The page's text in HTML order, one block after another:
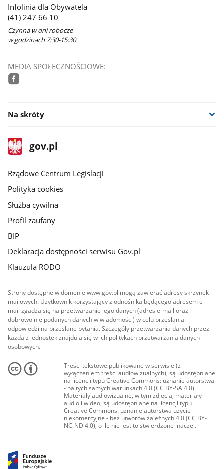
Infolinia dla Obywatela
(41) 247 66 10
Czynna w dni robocze
w godzinach 7:30-15:30
MEDIA SPOŁECZNOŚCIOWE:
Na skróty
stopka
gov.plStrona
gov.pl
Rządowe Centrum Legislacji
Polityka cookies
Służba cywilna
Profil zaufany
BIP
Deklaracja dostępności serwisu Gov.pl
Klauzula RODO
Strony dostępne w domenie www.gov.pl mogą zawierać adresy skrzynek
mailowych. Użytkownik korzystający z odnośnika będącego adresem e-
mail zgadza się na przetwarzanie jego danych (adres e-mail oraz
dobrowolnie podanych danych w wiadomości) w celu przesłania
odpowiedzi na przesłane pytania. Szczegóły przetwarzania danych przez
każdą z jednostek znajdują się w ich politykach przetwarzania danych
osobowych.
Treści tekstowe publikowane w serwisie (z
wyłączeniem treści audiowizualnych), są udostępniane
na licencji typu Creative Commons: uznanie autorstwa
- na tych samych warunkach 4.0 (CC BY-SA 4.0).
Materiały audiowizualne, w tym zdjęcia, materiały
audio i wideo, są udostępniane na licencji typu
Creative Commons: uznanie autorstwa użycie
niekomercyjne - bez utworów zależnych 4.0 (CC BY-
NC-ND 4.0), o ile nie jest to stwierdzone inaczej.